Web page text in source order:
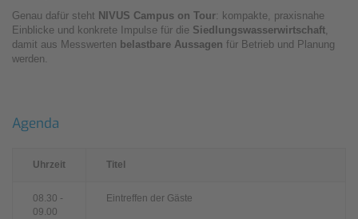
Genau dafür steht NIVUS Campus on Tour: kompakte, praxisnahe
Einblicke und konkrete Impulse für die Siedlungswasserwirtschaft,
damit aus Messwerten belastbare Aussagen für Betrieb und Planung
werden.
Agenda
Uhrzeit Titel
08.30 -
09.00
Eintreffen der Gäste